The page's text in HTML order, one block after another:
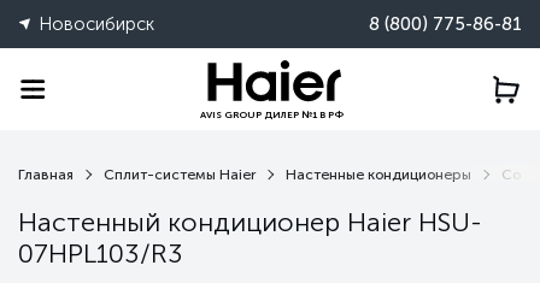
Новосибирск 8 (800) 775-86-81
AVIS GROUP ДИЛЕР №1 В РФ
Главная Сплит-системы Haier Настенные кондиционеры Coral
Настенный кондиционер Haier HSU-
07HPL103/R3